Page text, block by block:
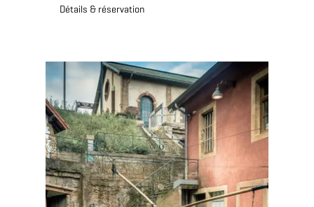
Détails & réservation